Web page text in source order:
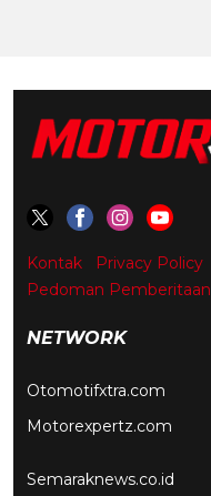
Kontak Privacy Policy
Pedoman Pemberitaan
NETWORK
Otomotifxtra.com
Motorexpertz.com
Semaraknews.co.id